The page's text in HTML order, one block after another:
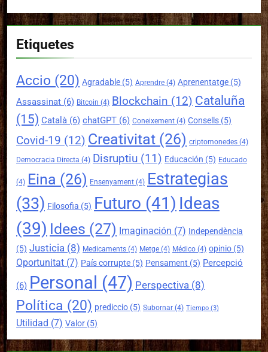
Etiquetes
Accio (20) Agradable (5) Aprendre (4) Aprenentatge (5)
Assassinat (6) Bitcoin (4) Blockchain (12) Cataluña
(15) Català (6) chatGPT (6) Coneixement (4) Consells (5)
Covid-19 (12) Creativitat (26) criptomonedes (4)
Democracia Directa (4) Disruptiu (11) Educación (5) Educado
(4) Eina (26) Ensenyament (4) Estrategias
(33) Filosofia (5) Futuro (41) Ideas
(39) Idees (27) Imaginación (7) Independència
(5) Justicia (8) Medicaments (4) Metge (4) Médico (4) opinio (5)
Oportunitat (7) País corrupte (5) Pensament (5) Percepció
(6) Personal (47) Perspectiva (8)
Política (20) prediccio (5) Subornar (4) Tiempo (3)
Utilidad (7) Valor (5)